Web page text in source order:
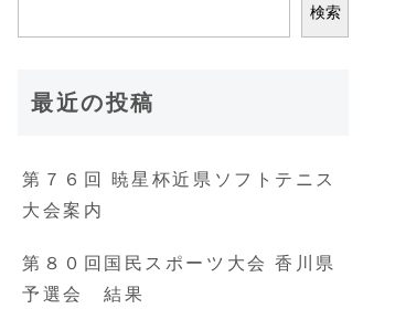
検索
最近の投稿
第７６回 暁星杯近県ソフトテニス
大会案内
第８０回国民スポーツ大会 香川県
予選会 結果